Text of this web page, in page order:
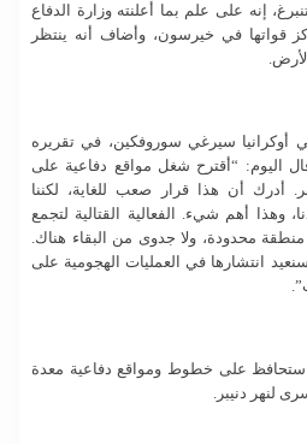
إنه على علم بما أعلنته وزارة الدفاع
قواتها في خيرسون، وأضاف أنه ينتظر
أوكرانيا سيرغي سوروفكين، في تقريره
اليوم: “أقترح شغل مواقع دفاعية على
أدرك أن هذا قرار صعب للغاية، لكننا
وهذا أهم شيء. الفعالية القتالية لتجمع
محدودة، ولا جدوى من البقاء هناك.
انتشارها في العمليات الهجومية على
على خطوط ومواقع دفاعية معدة
لنهر دنيبر.